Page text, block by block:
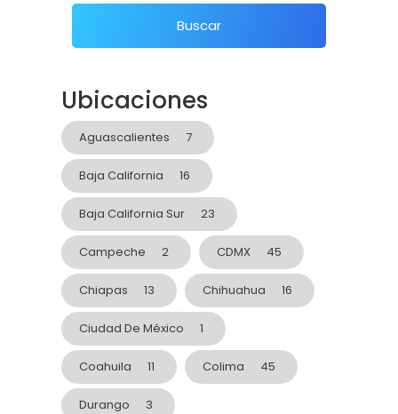
Buscar
Ubicaciones
Aguascalientes 7
Baja California 16
Baja California Sur 23
Campeche 2 CDMX 45
Chiapas 13 Chihuahua 16
Ciudad De México 1
Coahuila 11 Colima 45
Durango 3